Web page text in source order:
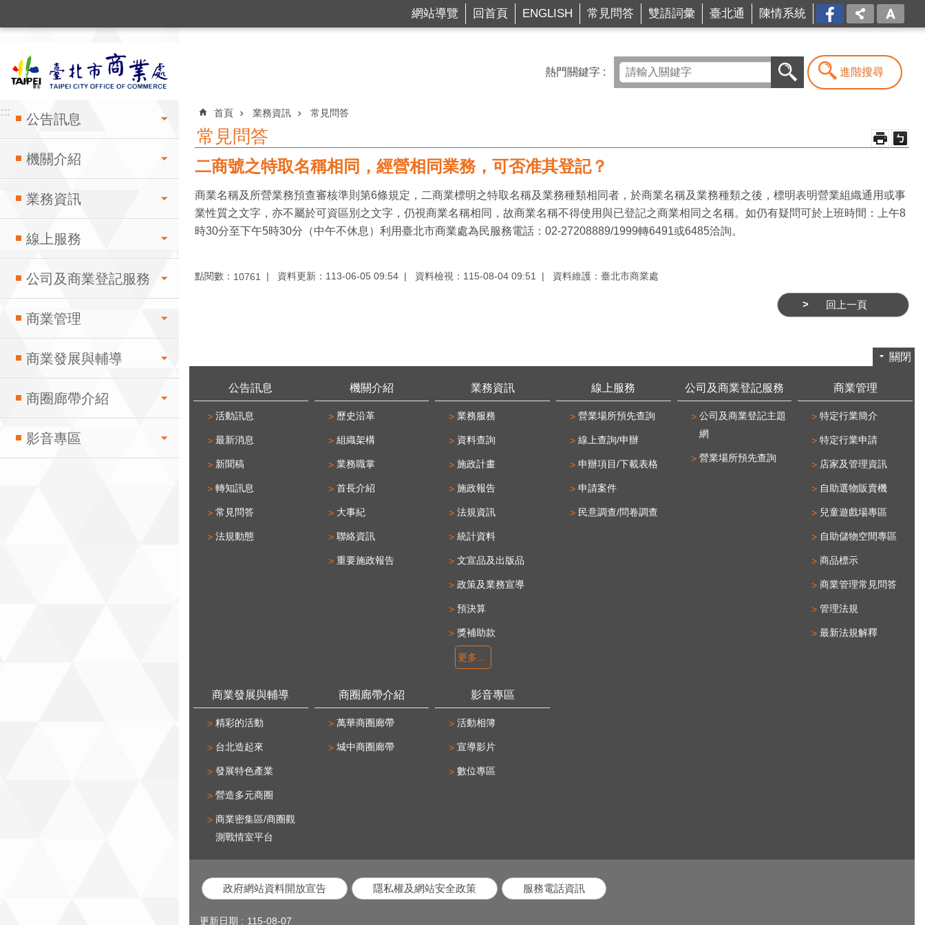
網站導覽 回首頁 ENGLISH 常見問答 雙語詞彙 臺北通 陳情系統 FB
::: 公告訊息
機關介紹
業務資訊
線上服務
公司及商業登記服務
商業管理
商業發展與輔導
商圈廊帶介紹
影音專區
熱門關鍵字 進階搜尋
:::
首頁 業務資訊 常見問答
常見問答
二商號之特取名稱相同，經營相同業務，可否准其登記？
商業名稱及所營業務預查審核準則第6條規定，二商業標明之特取名稱及業務種類相同者，於商業名稱及業務種類之後，標明表明營業組織通用或事
業性質之文字，亦不屬於可資區別之文字，仍視商業名稱相同，故商業名稱不得使用與已登記之商業相同之名稱。如仍有疑問可於上班時間：上午8
時30分至下午5時30分（中午不休息）利用臺北市商業處為民服務電話：02-27208889/1999轉6491或6485洽詢。
點閱數： 10761 資料更新：113-06-05 09:54 資料檢視：115-08-04 09:51 資料維護：臺北市商業處
回上一頁
關閉
公告訊息
活動訊息
最新消息
新聞稿
轉知訊息
常見問答
法規動態
機關介紹
歷史沿革
組織架構
業務職掌
首長介紹
大事紀
聯絡資訊
重要施政報告
業務資訊
業務服務
資料查詢
施政計畫
施政報告
法規資訊
統計資料
文宣品及出版品
政策及業務宣導
預決算
獎補助款
更多...
線上服務
營業場所預先查詢
線上查詢/申辦
申辦項目/下載表格
申請案件
民意調查/問卷調查
公司及商業登記服務
公司及商業登記主題
網
營業場所預先查詢
商業管理
特定行業簡介
特定行業申請
店家及管理資訊
自助選物販賣機
兒童遊戲場專區
自助儲物空間專區
商品標示
商業管理常見問答
管理法規
最新法規解釋
商業發展與輔導
精彩的活動
台北造起來
發展特色產業
營造多元商圈
商業密集區/商圈觀
測戰情室平台
商圈廊帶介紹
萬華商圈廊帶
城中商圈廊帶
影音專區
活動相簿
宣導影片
數位專區
政府網站資料開放宣告 隱私權及網站安全政策 服務電話資訊
更新日期 115-08-07